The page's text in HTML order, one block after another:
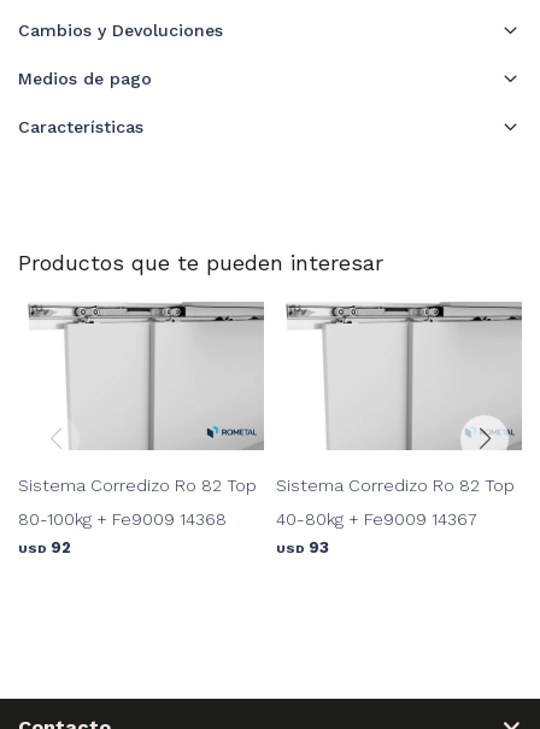
Cambios y Devoluciones
Medios de pago
Características
Productos que te pueden interesar
Sistema Corredizo Ro 82 Top
80-100kg + Fe9009 14368
USD 92
Sistema Corredizo Ro 82 Top
40-80kg + Fe9009 14367
USD 93